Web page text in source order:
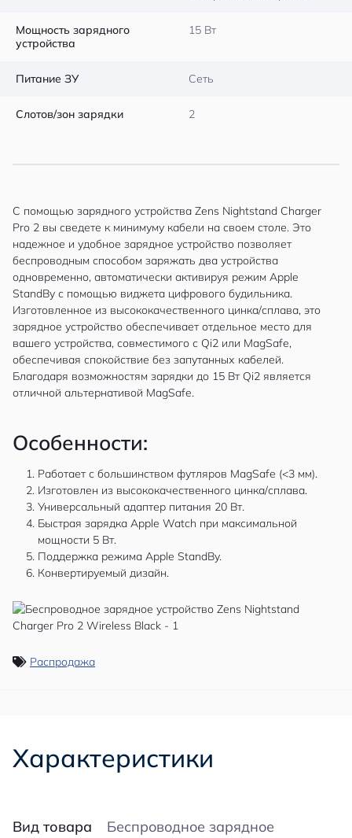
Мощность зарядного
устройства
15 Вт
Питание ЗУ Сеть
Слотов/зон зарядки 2
С помощью зарядного устройства Zens Nightstand Charger
Pro 2 вы сведете к минимуму кабели на своем столе. Это
надежное и удобное зарядное устройство позволяет
беспроводным способом заряжать два устройства
одновременно, автоматически активируя режим Apple
StandBy с помощью виджета цифрового будильника.
Изготовленное из высококачественного цинка/сплава, это
зарядное устройство обеспечивает отдельное место для
вашего устройства, совместимого с Qi2 или MagSafe,
обеспечивая спокойствие без запутанных кабелей.
Благодаря возможностям зарядки до 15 Вт Qi2 является
отличной альтернативой MagSafe.
Особенности:
Работает с большинством футляров MagSafe (<3 мм).
Изготовлен из высококачественного цинка/сплава.
Универсальный адаптер питания 20 Вт.
Быстрая зарядка Apple Watch при максимальной
мощности 5 Вт.
Поддержка режима Apple StandBy.
Конвертируемый дизайн.
Распродажа
Характеристики
Вид товара
Беспроводное зарядное